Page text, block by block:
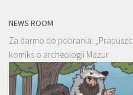
NEWS ROOM
Za darmo do pobrania:
komiks o archeologii Mazur